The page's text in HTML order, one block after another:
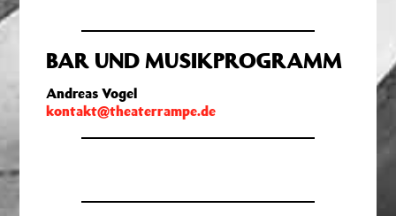
BAR UND MUSIKPROGRAMM
Andreas Vogel
kontakt@theaterrampe.de